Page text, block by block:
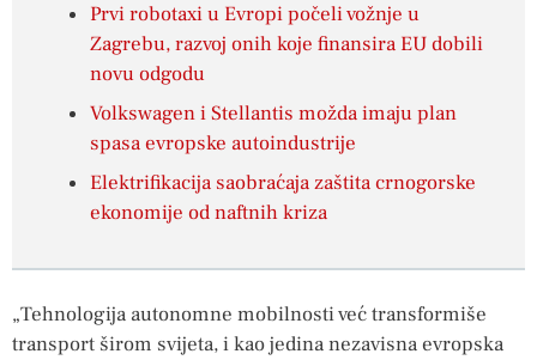
Prvi robotaxi u Evropi počeli vožnje u
Zagrebu, razvoj onih koje finansira EU dobili
novu odgodu
Volkswagen i Stellantis možda imaju plan
spasa evropske autoindustrije
Elektrifikacija saobraćaja zaštita crnogorske
ekonomije od naftnih kriza
„Tehnologija autonomne mobilnosti već transformiše
transport širom svijeta, i kao jedina nezavisna evropska